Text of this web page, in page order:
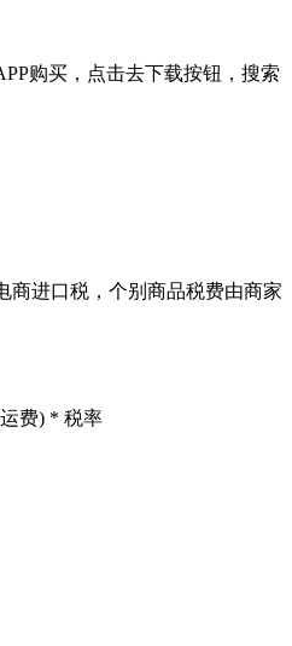
购买，点击去下载按钮，搜索
商进口税，个别商品税费由商家
费) * 税率